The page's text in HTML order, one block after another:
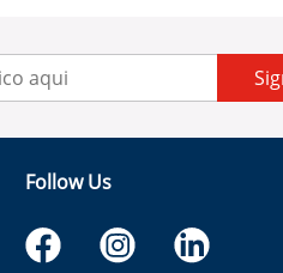
Follow Us